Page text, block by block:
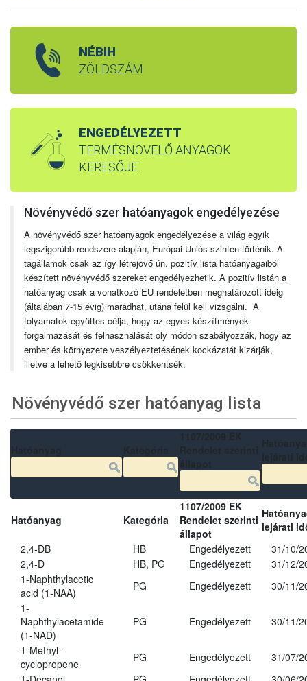
NÉBIH
ZÖLDSZÁM
ENGEDÉLYEZETT
TERMÉSNÖVELŐ ANYAGOK
KERESŐJE
Növényvédő szer hatóanyagok engedélyezése
A növényvédő szer hatóanyagok engedélyezése a világ egyik
legszigorúbb rendszere alapján, Európai Uniós szinten történik. A
tagállamok csak az így létrejövő ún. pozitív lista hatóanyagaiból
készített növényvédő szereket engedélyezhetik. A pozitív listán a
hatóanyag csak a vonatkozó EU rendeletben meghatározott ideig
(általában 7-15 évig) maradhat, utána felül kell vizsgálni. A
folyamatok együttes célja, hogy az egyes készítmények
forgalmazását és felhasználását oly módon szabályozzák, hogy az
ember és környezete veszélyeztetésének kockázatát kizárják,
illetve a lehető legkisebbre csökkentsék.
Növényvédő szer hatóanyag lista
Hatóanyag Kategória
1107/2009 EK
Rendelet szerinti
állapot
lejárati
2,4-DB
HB Engedélyezett
31/10/
2,4-D
HB, PG Engedélyezett
31/12/
1-Naphthylacetic
acid (1-NAA)
PG Engedélyezett
30/11/
1-
Naphthylacetamide
(1-NAD)
PG Engedélyezett 30/11/
1-Methyl-
cyclopropene
PG Engedélyezett
31/07/